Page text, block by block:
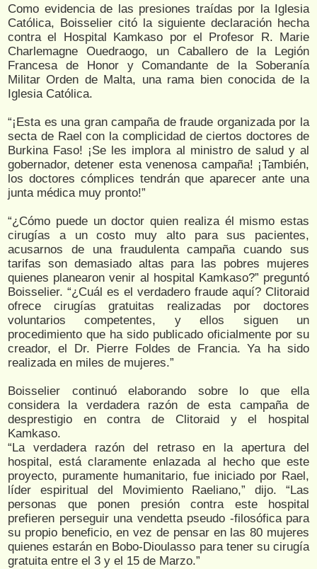
Como evidencia de las presiones traídas por la Iglesia
Católica, Boisselier citó la siguiente declaración hecha
contra el Hospital Kamkaso por el Profesor R. Marie
Charlemagne Ouedraogo, un Caballero de la Legión
Francesa de Honor y Comandante de la Soberanía
Militar Orden de Malta, una rama bien conocida de la
Iglesia Católica.
“¡Esta es una gran campaña de fraude organizada por la
secta de Rael con la complicidad de ciertos doctores de
Burkina Faso! ¡Se les implora al ministro de salud y al
gobernador, detener esta venenosa campaña! ¡También,
los doctores cómplices tendrán que aparecer ante una
junta médica muy pronto!”
“¿Cómo puede un doctor quien realiza él mismo estas
cirugías a un costo muy alto para sus pacientes,
acusarnos de una fraudulenta campaña cuando sus
tarifas son demasiado altas para las pobres mujeres
quienes planearon venir al hospital Kamkaso?” preguntó
Boisselier. “¿Cuál es el verdadero fraude aquí? Clitoraid
ofrece cirugías gratuitas realizadas por doctores
voluntarios competentes, y ellos siguen un
procedimiento que ha sido publicado oficialmente por su
creador, el Dr. Pierre Foldes de Francia. Ya ha sido
realizada en miles de mujeres.”
Boisselier continuó elaborando sobre lo que ella
considera la verdadera razón de esta campaña de
desprestigio en contra de Clitoraid y el hospital
Kamkaso.
“La verdadera razón del retraso en la apertura del
hospital, está claramente enlazada al hecho que este
proyecto, puramente humanitario, fue iniciado por Rael,
líder espiritual del Movimiento Raeliano,” dijo. “Las
personas que ponen presión contra este hospital
prefieren perseguir una vendetta pseudo -filosófica para
su propio beneficio, en vez de pensar en las 80 mujeres
quienes estarán en Bobo-Dioulasso para tener su cirugía
gratuita entre el 3 y el 15 de Marzo.”